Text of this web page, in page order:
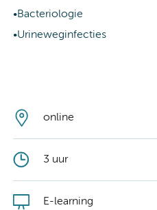
•Bacteriologie
•Urineweginfecties
online
3 uur
E-learning